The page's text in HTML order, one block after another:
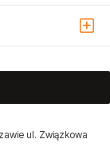
ul. Związkowa